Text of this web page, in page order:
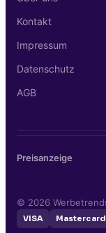
Kontakt
Impressum
Datenschutz
AGB
Preisanzeige
© 2026
VISA Mastercard